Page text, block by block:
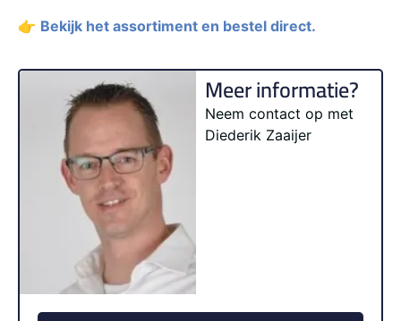
👉 Bekijk het assortiment en bestel direct.
Meer informatie?
Neem contact op met
Diederik Zaaijer